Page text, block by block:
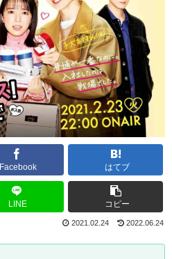
Facebook はてブ
LINE コピー
2022.06.24
2021.02.24